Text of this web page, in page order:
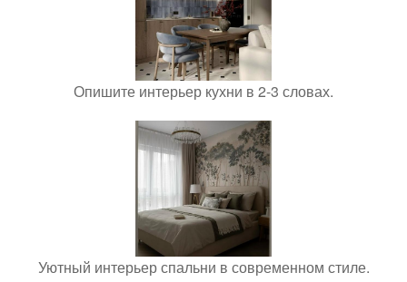
Опишите интерьер кухни в 2-3 словах.
Уютный интерьер спальни в современном стиле.